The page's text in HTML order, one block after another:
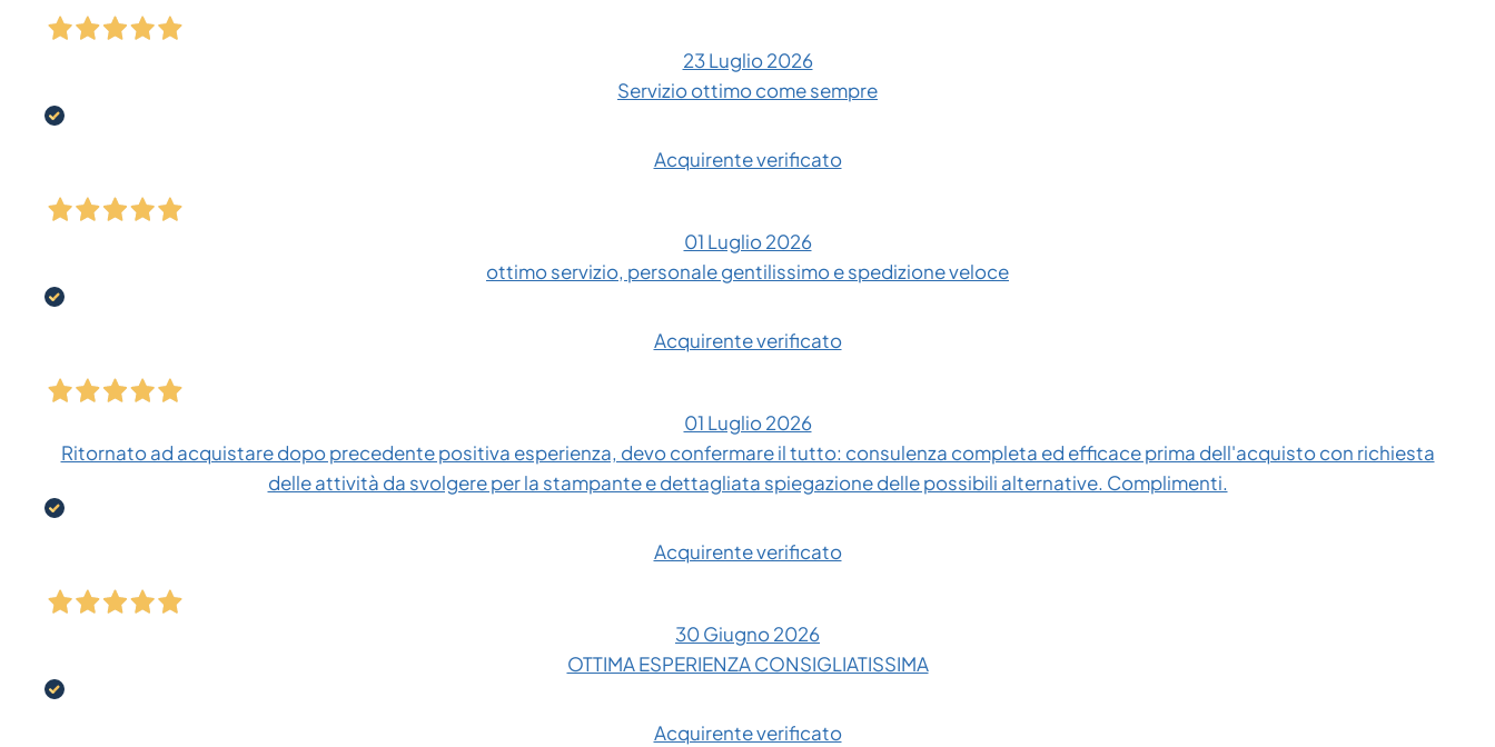
23 Luglio 2026
Servizio ottimo come sempre
Acquirente verificato
01 Luglio 2026
ottimo servizio, personale gentilissimo e spedizione veloce
Acquirente verificato
01 Luglio 2026
Ritornato ad acquistare dopo precedente positiva esperienza, devo confermare il tutto: consulenza completa ed efficace prima dell'acquisto con richiesta
delle attività da svolgere per la stampante e dettagliata spiegazione delle possibili alternative. Complimenti.
Acquirente verificato
30 Giugno 2026
OTTIMA ESPERIENZA CONSIGLIATISSIMA
Acquirente verificato